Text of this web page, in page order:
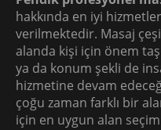
hakkında en iyi
verilmektedir. Masaj
alanda kişi için önem
ya da konum şekli de
hizmetine devam
çoğu zaman farklı bir
için en uygun alan seçimi